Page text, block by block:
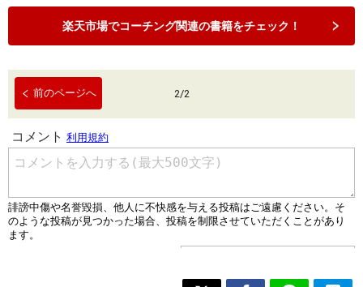
楽天市場でコーチング関連の書籍をチェック！
前のページへ 2/2